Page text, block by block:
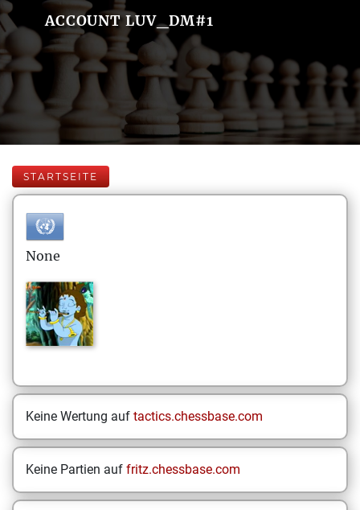
ACCOUNT LUV_DM#1
STARTSEITE
None
Keine Wertung auf tactics.chessbase.com
Keine Partien auf fritz.chessbase.com